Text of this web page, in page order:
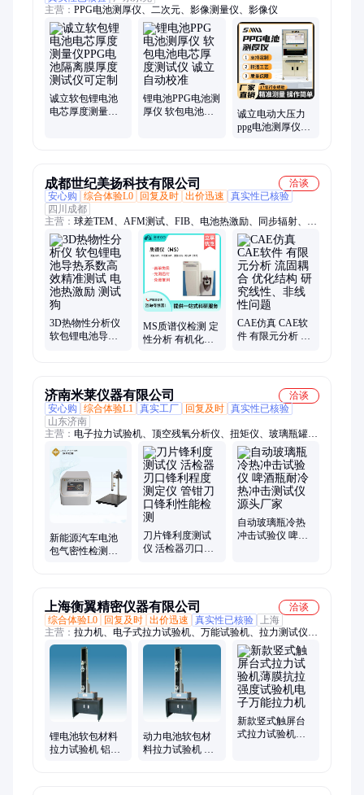
主营： PPG电池测厚仪、二次元、影像测量仪、影像仪
诚立软包锂电池
电芯厚度测量仪
锂电池PPG电池测
厚仪 软包电池电
诚立电动大压力
ppg电池测厚仪自
成都世纪美扬科技有限公司
洽谈
安心购
综合体验L0 回复及时 出价迅速
真实性已核验
四川成都
主营： 球差TEM、AFM测试、FIB、电池热激励、同步辐射、
XPS测试、CLSM、ICP-OES、XRD测试、BET测试、TG热重分
析、流式细胞仪检测、红外光谱检测、高温GPC、同位素分析、
SEM生物检测、TEM数据分析、XAFS数据分析、动物实验外
包、分子动力学、量子化学
3D热物性分析仪
软包锂电池导热
MS质谱仪检测 定
性分析 有机化合
CAE仿真 CAE软
件 有限元分析 流
济南米莱仪器有限公司
洽谈
安心购
综合体验L1 真实工厂 回复及时 真实性已核验
山东济南
主营： 电子拉力试验机、顶空残氧分析仪、扭矩仪、玻璃瓶罐底
壁厚测试仪、垂直轴偏差测试仪、测厚仪、摆锤冲击试验仪、落
镖冲击试验仪、热封试验仪、密封强度检测仪
新能源汽车电池
包气密性检测仪
刀片锋利度测试
仪 活检器刃口锋
自动玻璃瓶冷热
冲击试验仪 啤酒
上海衡翼精密仪器有限公司
洽谈
综合体验L0
回复及时 出价迅速 真实性已核验
上海
主营： 拉力机、电子式拉力试验机、万能试验机、拉力测试仪
器、三轮滚压测试仪、剪切试验机、拉力试验机、电子万能材料
试验机、电子扭转试验机、紧固件螺纹摩擦摩擦系数试验机、管
材耐压爆破试验机、电子式动态疲劳试验机、碳纤维拉力试验
机、复合材料万能试验机、高分子材料拉力试验机、电子万能试
验机、紧固件横向振动试验机、水凝胶循环拉压试验机、微机控
制电子万能试验机、微机控制热变形维卡试验机、熔体流动速率
测定仪、全自动落锤冲击试验机、智能卡动态弯扭试验机
锂电池软包材料
拉力试验机 铝塑
动力电池软包材
料拉力试验机 极
新款竖式触屏台
式拉力试验机薄